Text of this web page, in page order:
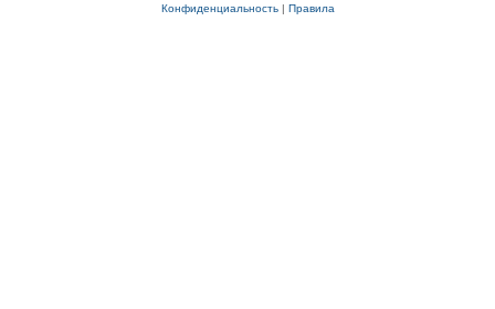
Конфиденциальность| Правила